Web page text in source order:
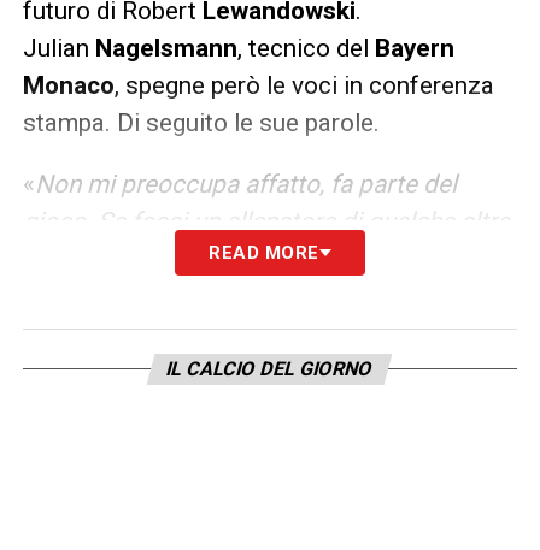
futuro di Robert Lewandowski.
Julian Nagelsmann, tecnico del Bayern
Monaco, spegne però le voci in conferenza
stampa. Di seguito le sue parole.
«Non mi preoccupa affatto, fa parte del
gioco. Se fossi un allenatore di qualche altra
piazza, chiamerei sempre anche per capire
reagisce il giocatore. Robert è in in ottima
forma, parlo molto con lui e lui parla con gli
READ MORE
IL CALCIO DEL GIORNO